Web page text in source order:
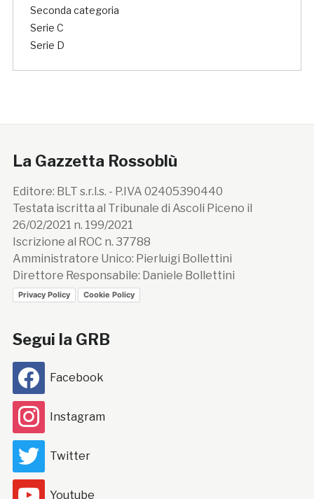
Seconda categoria
Serie C
Serie D
La Gazzetta Rossoblù
Editore: BLT s.r.l.s. - P.IVA 02405390440
Testata iscritta al Tribunale di Ascoli Piceno il
26/02/2021 n. 199/2021
Iscrizione al ROC n. 37788
Amministratore Unico: Pierluigi Bollettini
Direttore Responsabile: Daniele Bollettini
Privacy Policy Cookie Policy
Segui la GRB
Facebook
Instagram
Twitter
Youtube